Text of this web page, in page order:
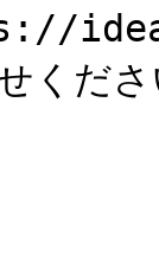
くださ